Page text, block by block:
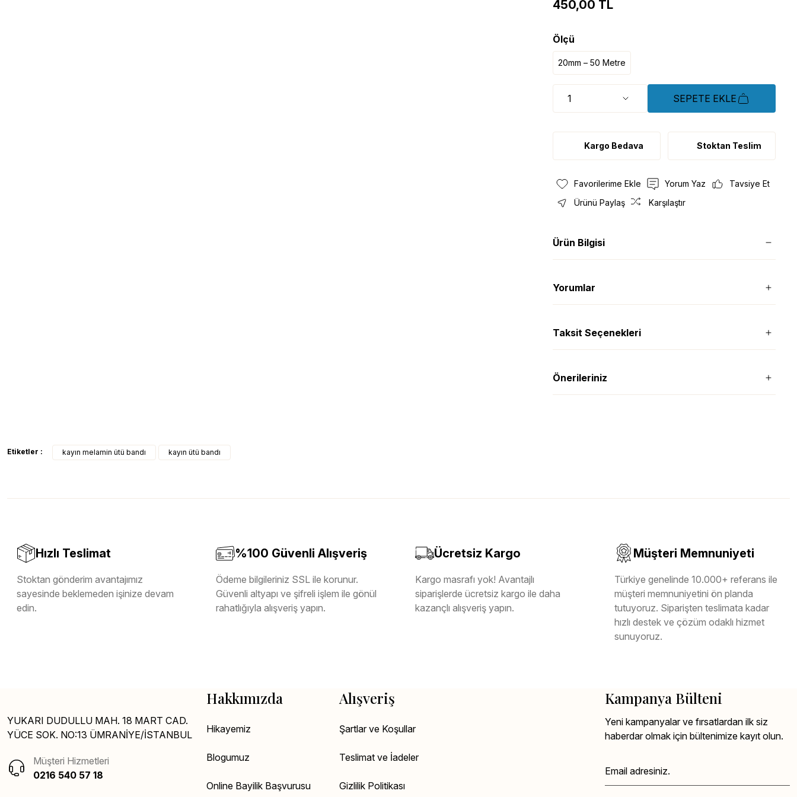
450,00 TL
Ölçü
20mm – 50 Metre
SEPETE EKLE
Kargo Bedava Stoktan Teslim
Yorum Yaz
Tavsiye Et
Ürünü Paylaş
Karşılaştır
Ürün Bilgisi
Yorumlar
Taksit Seçenekleri
Önerileriniz
Etiketler : kayın melamin ütü bandı kayın ütü bandı
Hızlı Teslimat
Stoktan gönderim avantajımız
sayesinde beklemeden işinize devam
edin.
%100 Güvenli Alışveriş
Ödeme bilgileriniz SSL ile korunur.
Güvenli altyapı ve şifreli işlem ile gönül
rahatlığıyla alışveriş yapın.
Ücretsiz Kargo
Kargo masrafı yok! Avantajlı
siparişlerde ücretsiz kargo ile daha
kazançlı alışveriş yapın.
Müşteri Memnuniyeti
Türkiye genelinde 10.000+ referans ile
müşteri memnuniyetini ön planda
tutuyoruz. Siparişten teslimata kadar
hızlı destek ve çözüm odaklı hizmet
sunuyoruz.
YUKARI DUDULLU MAH. 18 MART CAD.
YÜCE SOK. NO:13 ÜMRANİYE/İSTANBUL
Müşteri Hizmetleri
0216 540 57 18
Hakkımızda
Hikayemiz
Blogumuz
Online Bayilik Başvurusu
Alışveriş
Şartlar ve Koşullar
Teslimat ve İadeler
Gizlilik Politikası
Kampanya Bülteni
Yeni kampanyalar ve fırsatlardan ilk siz
haberdar olmak için bültenimize kayıt olun.